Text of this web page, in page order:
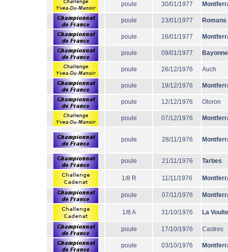
poule 30/01/1977
poule 23/01/1977 Romans
poule 16/01/1977
poule 09/01/1977 Bayonne
poule 26/12/1976 Auch
poule 19/12/1976
poule 12/12/1976 Oloron
poule 07/12/1976
poule 28/11/1976
poule 21/11/1976 Tarbes
1/8 R 11/11/1976
poule 07/11/1976
1/8 A 31/10/1976 La Voulte
poule 17/10/1976 Castres
poule 03/10/1976